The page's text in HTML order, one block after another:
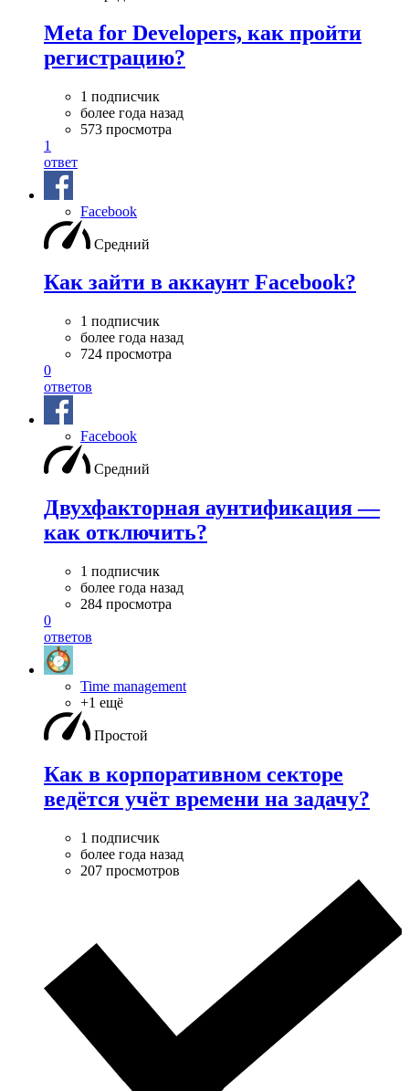
Meta for Developers, как пройти
регистрацию?
1 подписчик
более года назад
573 просмотра
1
ответ
Facebook
Средний
Как зайти в аккаунт Facebook?
1 подписчик
более года назад
724 просмотра
0
ответов
Facebook
Средний
Двухфакторная аунтификация —
как отключить?
1 подписчик
более года назад
284 просмотра
0
ответов
Time management
+1 ещё
Простой
Как в корпоративном секторе
ведётся учёт времени на задачу?
1 подписчик
более года назад
207 просмотров